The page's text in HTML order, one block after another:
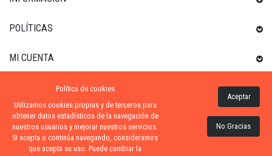
POLÍTICAS
MI CUENTA
INFORMACIÓN SOBRE LA TIENDA
ZONA-PISCINA| DISTRIBUIDORES OFICIALES KRIPSOL
Política de cookies
Utilizamos cookies propias y de terceros para
obtener datos estadísticos de la navegación de
nuestros usuarios y mejorar nuestros servicios.
Si acepta o continúa navegando, consideramos
que acepta su uso. Puede cambiar la
Aceptar
No Gracias